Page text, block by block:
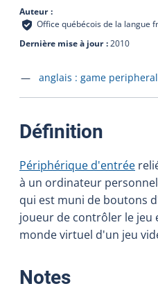
Auteur
Office québécois de la langue
Dernière mise à jour 2010
Accéder à la fiche en
anglais : game peripheral
Définition
Périphérique d'entrée
à un ordinateur
qui est muni de boutons
joueur de contrôler le jeu
monde virtuel d'un jeu
Notes: